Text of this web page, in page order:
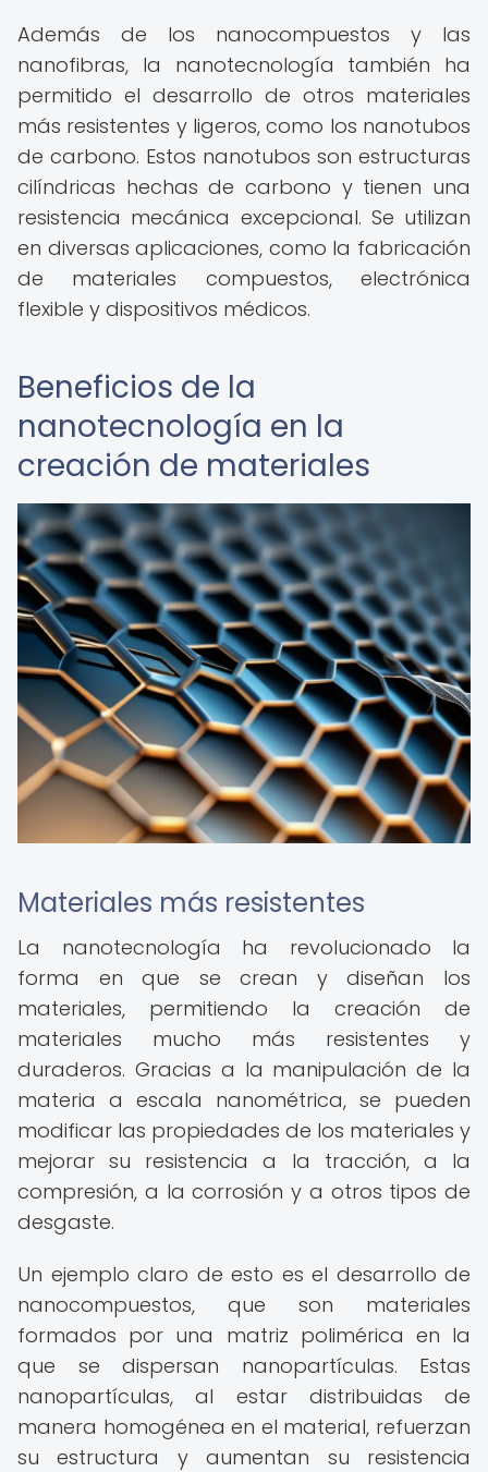
Además de los nanocompuestos y las
nanofibras, la nanotecnología también ha
permitido el desarrollo de otros materiales
más resistentes y ligeros, como los nanotubos
de carbono. Estos nanotubos son estructuras
cilíndricas hechas de carbono y tienen una
resistencia mecánica excepcional. Se utilizan
en diversas aplicaciones, como la fabricación
de materiales compuestos, electrónica
flexible y dispositivos médicos.
Beneficios de la
nanotecnología en la
creación de materiales
Materiales más resistentes
La nanotecnología ha revolucionado la
forma en que se crean y diseñan los
materiales, permitiendo la creación de
materiales mucho más resistentes y
duraderos. Gracias a la manipulación de la
materia a escala nanométrica, se pueden
modificar las propiedades de los materiales y
mejorar su resistencia a la tracción, a la
compresión, a la corrosión y a otros tipos de
desgaste.
Un ejemplo claro de esto es el desarrollo de
nanocompuestos, que son materiales
formados por una matriz polimérica en la
que se dispersan nanopartículas. Estas
nanopartículas, al estar distribuidas de
manera homogénea en el material, refuerzan
su estructura y aumentan su resistencia